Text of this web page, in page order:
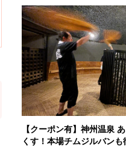
【クーポン有】神州温泉
くす！本場チムジルバンも